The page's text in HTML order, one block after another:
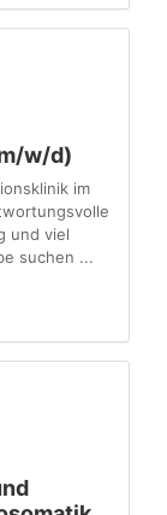
w/d)
im
und viel
suchen ...